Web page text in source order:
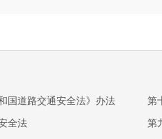
国道路交通安全法》办法
全法
第
第